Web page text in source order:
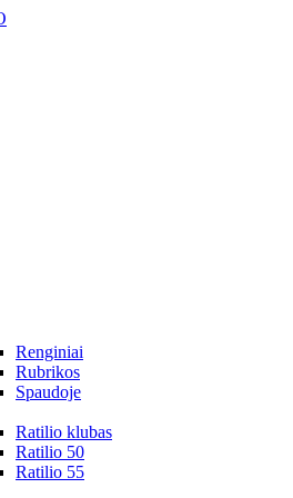
Renginiai
Rubrikos
Spaudoje
Ratilio klubas
Ratilio 50
Ratilio 55